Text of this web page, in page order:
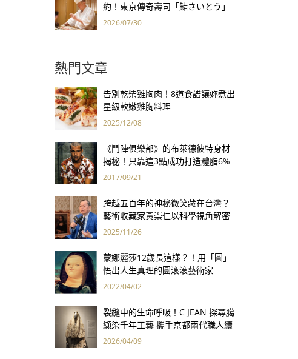
約！東京傳奇壽司「鮨さいとう」
為何破例首度來台？
2026/07/30
熱門文章
告別乾柴雞胸肉！8道食譜讓妳煮出
星級軟嫩雞胸料理
2025/12/08
《鬥陣俱樂部》的布萊德彼特身材
揭秘！只靠這3點成功打造體脂6%
完美身材
2017/09/21
跨越五百年的神秘微笑藏在台灣？
藝術收藏家黃崇仁以科學視角解密
「最年輕的蒙娜麗莎」
2025/11/26
蒙娜麗莎12歲長這樣？！用「圓」
悟出人生真理的圓滾滾藝術家
2022/04/02
裂縫中的生命呼吸！C JEAN 探尋臈
纈染千年工藝 攜手京都兩代職人續
寫「不完美之美」
2026/04/09